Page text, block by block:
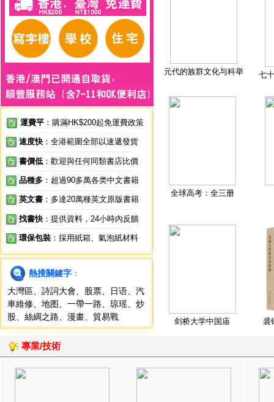
運費平 ：購滿HK$200起免運費政策
速度快 ：全港範圍全部以速遞發貨
書價低 ：歡迎與任何同類書店比價
品種多 ：超過90多萬各类中文書籍
英文書 ：多達20萬種英文原版書籍
找書快 ：提供資料，24小時內反饋
環保包裝 ：採用紙箱、氣泡紙材料
熱搜關鍵字 ：
大灣區
詩詞大會 股票 日语
汽
車維修
地图 一帶一路 琼瑶
炒
股
絲綢之路 漫畫 貿易戰
元代的族群文化与科举 七
全球高考：全三册
剑桥大学中国庙 裘
專業/技術